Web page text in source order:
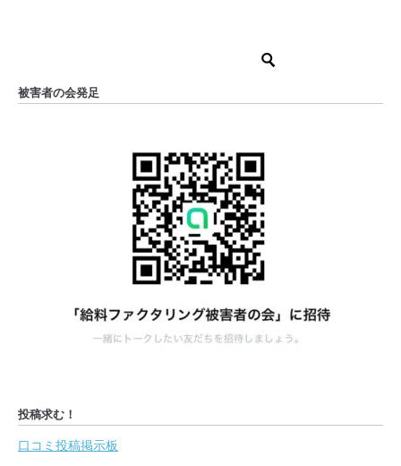
被害者の会発足
投稿求む！
口コミ投稿掲示板